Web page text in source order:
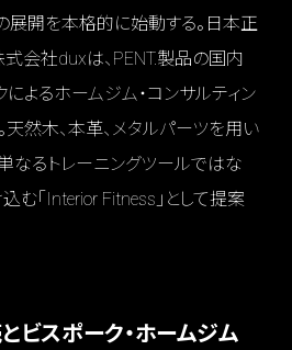
の展開を本格的に始動する。日本正
会社duxは、PENT.製品の国内
よるホームジム・コンサルティン
然木、本革、メタルパーツを用い
なるトレーニングツールではな
む「Interior Fitness」として提案
ビスポーク・ホームジム